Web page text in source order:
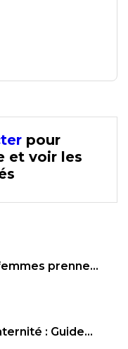
pour
et voir les
prenne...
: Guide...